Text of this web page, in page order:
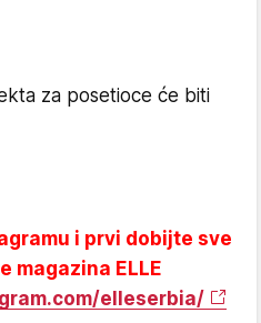
za posetioce će biti
i prvi dobijte sve
magazina ELLE
elleserbia/